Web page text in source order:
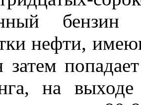
нефти,
затем
на